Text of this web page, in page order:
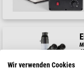
Wir verwenden Cookies